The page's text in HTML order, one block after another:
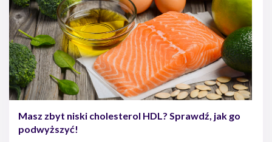
Masz zbyt niski cholesterol HDL? Sprawdź, jak go
podwyższyć!